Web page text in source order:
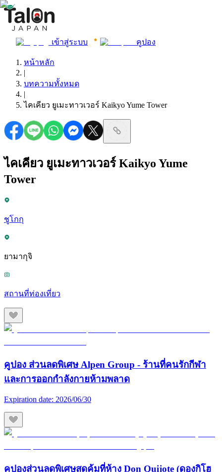
เข้าสู่ระบบ คูปอง
หน้าหลัก
|
บทความทั้งหมด
|
ไคเคียว ยูเมะทาวเวอร์ Kaikyo Yume Tower
ไคเคียว ยูเมะทาวเวอร์ Kaikyo Yume
Tower
ชูโกกุ
ยามากุจิ
สถานที่ท่องเที่ยว
คูปอง ส่วนลดพิเศษ Alpen Group - ร้านที่คนรักกีฬา
และการออกกำลังกายห้ามพลาด
Expiration date: 2026/06/30
คูปองส่วนลดพิเศษสุดคุ้มที่ห้าง Don Quijote (ดองกิโฮ